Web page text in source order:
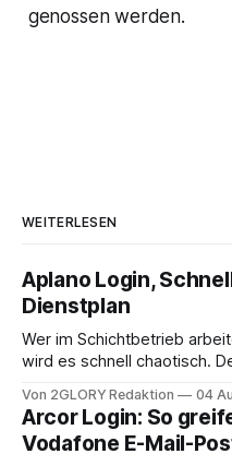
genossen werden.
WEITERLESEN
Aplano Login,
Dienstplan
Wer im Schichtbetrieb
wird es schnell chaotisch.
abwesenheiten und die
Ihr personal digital zu
erfahren Sie alles, was Sie
Von 2GLORY Redaktion 04
Arcor Login: So
Vodafone E-Mail-